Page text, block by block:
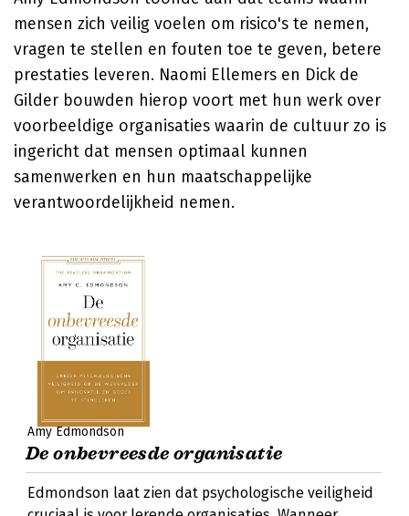
mensen zich veilig voelen om risico's te nemen,
vragen te stellen en fouten toe te geven, betere
prestaties leveren. Naomi Ellemers en Dick de
Gilder bouwden hierop voort met hun werk over
voorbeeldige organisaties waarin de cultuur zo is
ingericht dat mensen optimaal kunnen
samenwerken en hun maatschappelijke
verantwoordelijkheid nemen.
Amy Edmondson
De onbevreesde organisatie
Edmondson laat zien dat psychologische veiligheid